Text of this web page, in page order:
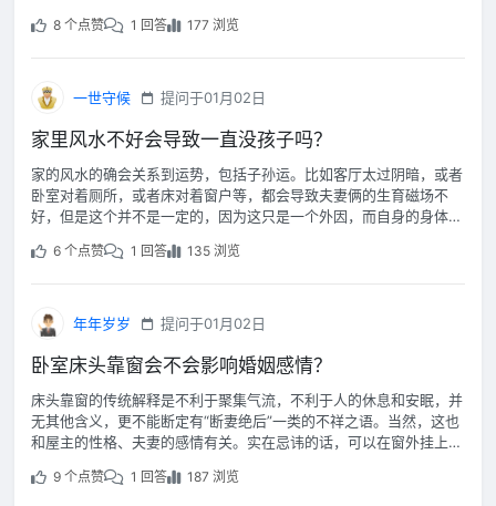
“冲气”给挡下来了！
8 个点赞 1 回答 177 浏览
一世守候 提问于01月02日
家里风水不好会导致一直没孩子吗？
家的风水的确会关系到运势，包括子孙运。比如客厅太过阴暗，或者
卧室对着厕所，或者床对着窗户等，都会导致夫妻俩的生育磁场不
好，但是这个并不是一定的，因为这只是一个外因，而自身的身体情
6 个点赞 1 回答 135 浏览
年年岁岁 提问于01月02日
卧室床头靠窗会不会影响婚姻感情？
床头靠窗的传统解释是不利于聚集气流，不利于人的休息和安眠，并
无其他含义，更不能断定有“断妻绝后”一类的不祥之语。当然，这也
和屋主的性格、夫妻的感情有关。实在忌讳的话，可以在窗外挂上厚
体，床头靠窗也不会有什么影响。
9 个点赞 1 回答 187 浏览